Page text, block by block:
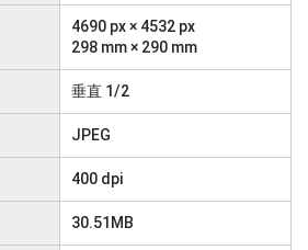
4690 px × 4532 px
298 mm × 290 mm
垂直 1/2
JPEG
400 dpi
30.51MB